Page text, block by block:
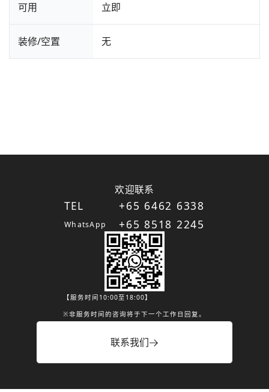
可用 立即
装修/空置 无
欢迎联系
TEL
WhatsApp
+65 6462 6338
+65 8518 2245
【服务时间10:00至18:00】
※非服务时间的咨询将于下一个工作日回复。
联系我们